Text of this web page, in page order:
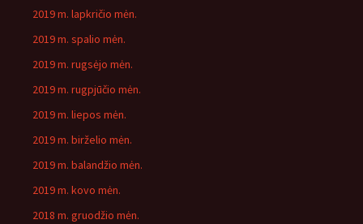
2019 m. lapkričio mėn.
2019 m. spalio mėn.
2019 m. rugsėjo mėn.
2019 m. rugpjūčio mėn.
2019 m. liepos mėn.
2019 m. birželio mėn.
2019 m. balandžio mėn.
2019 m. kovo mėn.
2018 m. gruodžio mėn.